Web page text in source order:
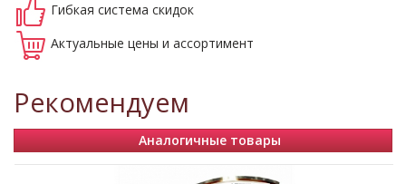
Гибкая система скидок
Актуальные цены и ассортимент
Рекомендуем
Аналогичные товары